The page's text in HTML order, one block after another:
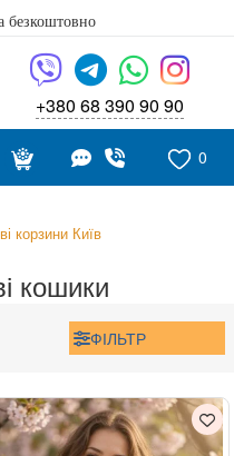
безкоштовно
+380 68 390 90 90
0
корзини Київ
кошики
ФІЛЬТР